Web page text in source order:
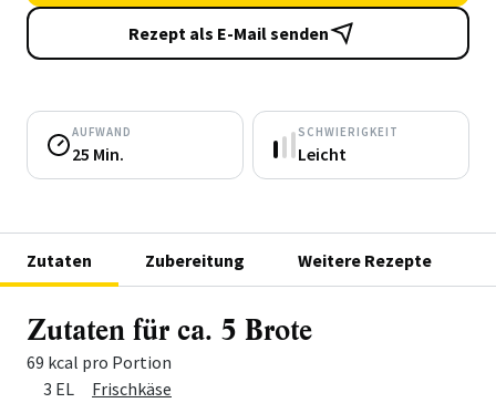
Rezept als E-Mail senden
AUFWAND
25 Min.
SCHWIERIGKEIT
Leicht
Zutaten Zubereitung Weitere Rezepte
Zutaten für ca. 5 Brote
69 kcal pro Portion
Menge
Zutat
3 EL
Frischkäse